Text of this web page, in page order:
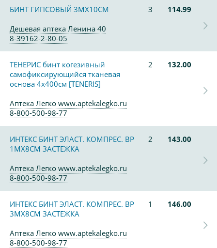
БИНТ ГИПСОВЫЙ 3МХ10СМ 3
114.99
Дешевая аптека Ленина 40
8-39162-2-80-05
ТЕНЕРИС бинт когезивный
самофиксирующийся тканевая
основа 4х400см [TENERIS]
2 132.00
Аптека Легко www.aptekalegko.ru
8-800-500-98-77
ИНТЕКС БИНТ ЭЛАСТ. КОМПРЕС. ВР
1МХ8СМ ЗАСТЕЖКА
2 143.00
Аптека Легко www.aptekalegko.ru
8-800-500-98-77
ИНТЕКС БИНТ ЭЛАСТ. КОМПРЕС. ВР
3МХ8СМ ЗАСТЕЖКА
1 146.00
Аптека Легко www.aptekalegko.ru
8-800-500-98-77